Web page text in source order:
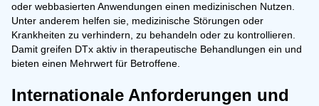
oder webbasierten Anwendungen einen medizinischen Nutzen.
Unter anderem helfen sie, medizinische Störungen oder
Krankheiten zu verhindern, zu behandeln oder zu kontrollieren.
Damit greifen DTx aktiv in therapeutische Behandlungen ein und
bieten einen Mehrwert für Betroffene.
Internationale Anforderungen und